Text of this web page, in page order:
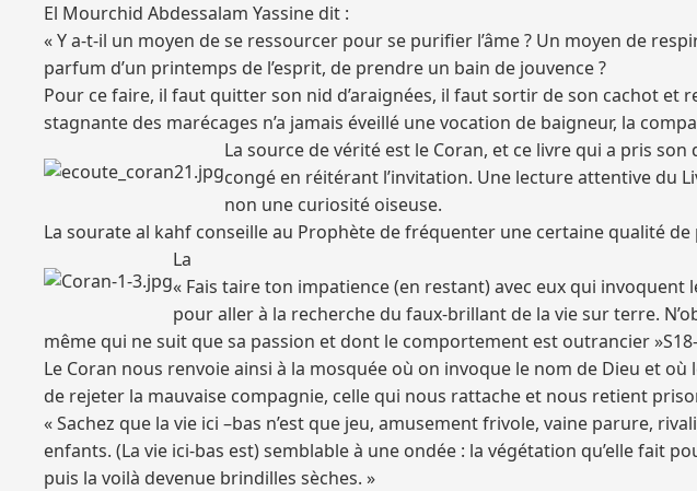
El Mourchid Abdessalam Yassine dit :
« Y a-t-il un moyen de se ressourcer pour se purifier l’âme ? Un moyen de
parfum d’un printemps de l’esprit, de prendre un bain de jouvence ?
Pour ce faire, il faut quitter son nid d’araignées, il faut sortir de son cachot et
stagnante des marécages n’a jamais éveillé une vocation de baigneur, la
La source de vérité est le Coran, et ce livre qui a pris
congé en réitérant l’invitation. Une lecture attentive du
non une curiosité oiseuse.
La sourate al kahf conseille au Prophète de fréquenter une certaine qualité
La
« Fais taire ton impatience (en restant) avec eux qui invoquent
pour aller à la recherche du faux-brillant de la vie sur terre.
même qui ne suit que sa passion et dont le comportement est outrancier
Le Coran nous renvoie ainsi à la mosquée où on invoque le nom de Dieu et
de rejeter la mauvaise compagnie, celle qui nous rattache et nous retient
« Sachez que la vie ici –bas n’est que jeu, amusement frivole, vaine parure,
enfants. (La vie ici-bas est) semblable à une ondée : la végétation qu’elle fait
puis la voilà devenue brindilles sèches. »